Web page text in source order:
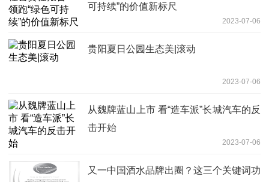
可持续”的价值新标尺
2023-07-06
贵阳夏日公园生态美|滚动
2023-07-06
从魏牌蓝山上市 看“造车派”长城汽车的反
击开始
2023-07-06
又一中国酒水品牌出圈？这三个关键词功